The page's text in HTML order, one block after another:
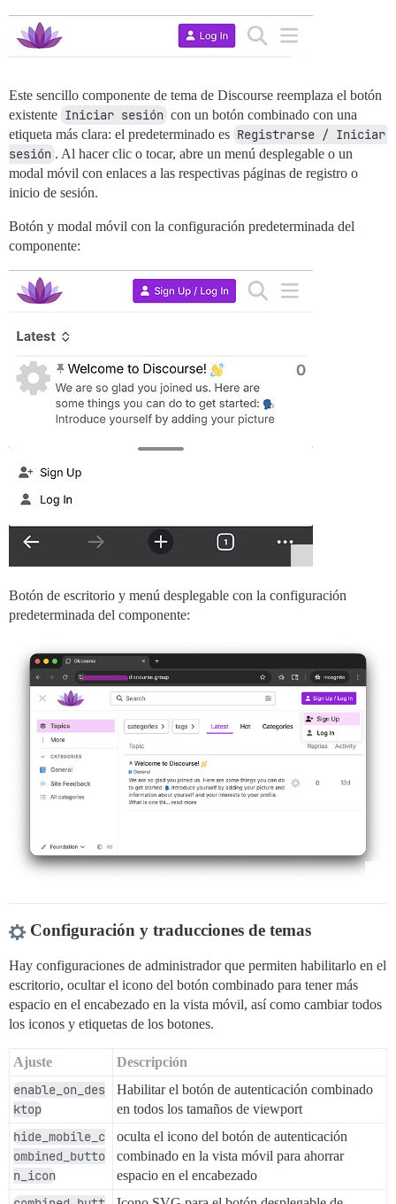
Este sencillo componente de tema de Discourse reemplaza el botón
existente Iniciar sesión con un botón combinado con una
etiqueta más clara: el predeterminado es Registrarse / Iniciar
sesión . Al hacer clic o tocar, abre un menú desplegable o un
modal móvil con enlaces a las respectivas páginas de registro o
inicio de sesión.
Botón y modal móvil con la configuración predeterminada del
componente:
Botón de escritorio y menú desplegable con la configuración
predeterminada del componente:
Configuración y traducciones de temas
Hay configuraciones de administrador que permiten habilitarlo en el
escritorio, ocultar el icono del botón combinado para tener más
espacio en el encabezado en la vista móvil, así como cambiar todos
los iconos y etiquetas de los botones.
Ajuste Descripción
enable_on_des
ktop
Habilitar el botón de autenticación combinado
en todos los tamaños de viewport
hide_mobile_c
ombined_butto
n_icon
oculta el icono del botón de autenticación
combinado en la vista móvil para ahorrar
espacio en el encabezado